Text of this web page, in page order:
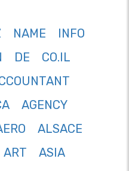
NAME
INFO
DE
CO.IL
AGENCY
ALSACE
ART
ASIA